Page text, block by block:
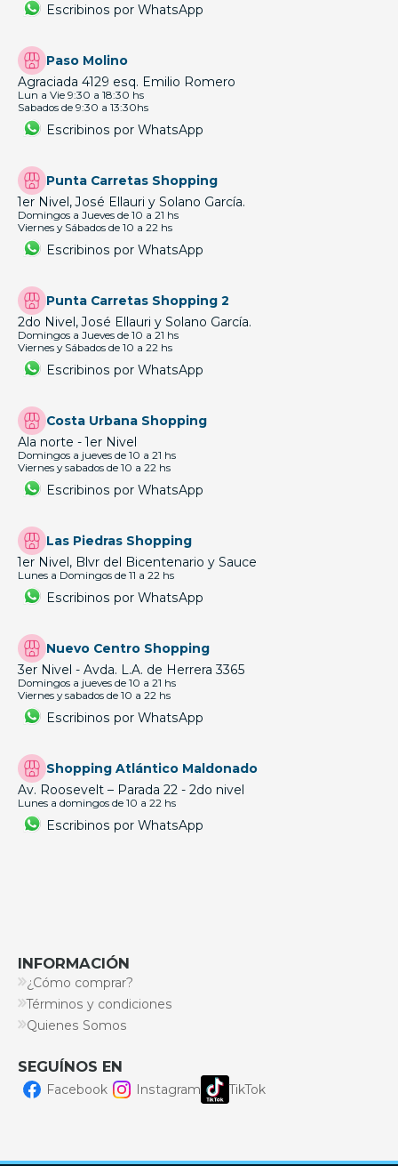
Escribinos por WhatsApp
Paso Molino
Agraciada 4129 esq. Emilio Romero
Lun a Vie 9:30 a 18:30 hs
Sabados de 9:30 a 13:30hs
Escribinos por WhatsApp
Punta Carretas Shopping
1er Nivel, José Ellauri y Solano García.
Domingos a Jueves de 10 a 21 hs
Viernes y Sábados de 10 a 22 hs
Escribinos por WhatsApp
Punta Carretas Shopping 2
2do Nivel, José Ellauri y Solano García.
Domingos a Jueves de 10 a 21 hs
Viernes y Sábados de 10 a 22 hs
Escribinos por WhatsApp
Costa Urbana Shopping
Ala norte - 1er Nivel
Domingos a jueves de 10 a 21 hs
Viernes y sabados de 10 a 22 hs
Escribinos por WhatsApp
Las Piedras Shopping
1er Nivel, Blvr del Bicentenario y Sauce
Lunes a Domingos de 11 a 22 hs
Escribinos por WhatsApp
Nuevo Centro Shopping
3er Nivel - Avda. L.A. de Herrera 3365
Domingos a jueves de 10 a 21 hs
Viernes y sabados de 10 a 22 hs
Escribinos por WhatsApp
Shopping Atlántico Maldonado
Av. Roosevelt – Parada 22 - 2do nivel
Lunes a domingos de 10 a 22 hs
Escribinos por WhatsApp
INFORMACIÓN
¿Cómo comprar?
Términos y condiciones
Quienes Somos
SEGUÍNOS EN
Facebook Instagram TikTok